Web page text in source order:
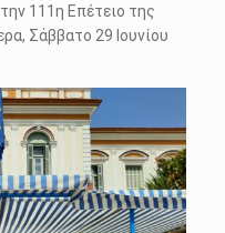
111η Επέτειο της
Σάββατο 29 Ιουνίου